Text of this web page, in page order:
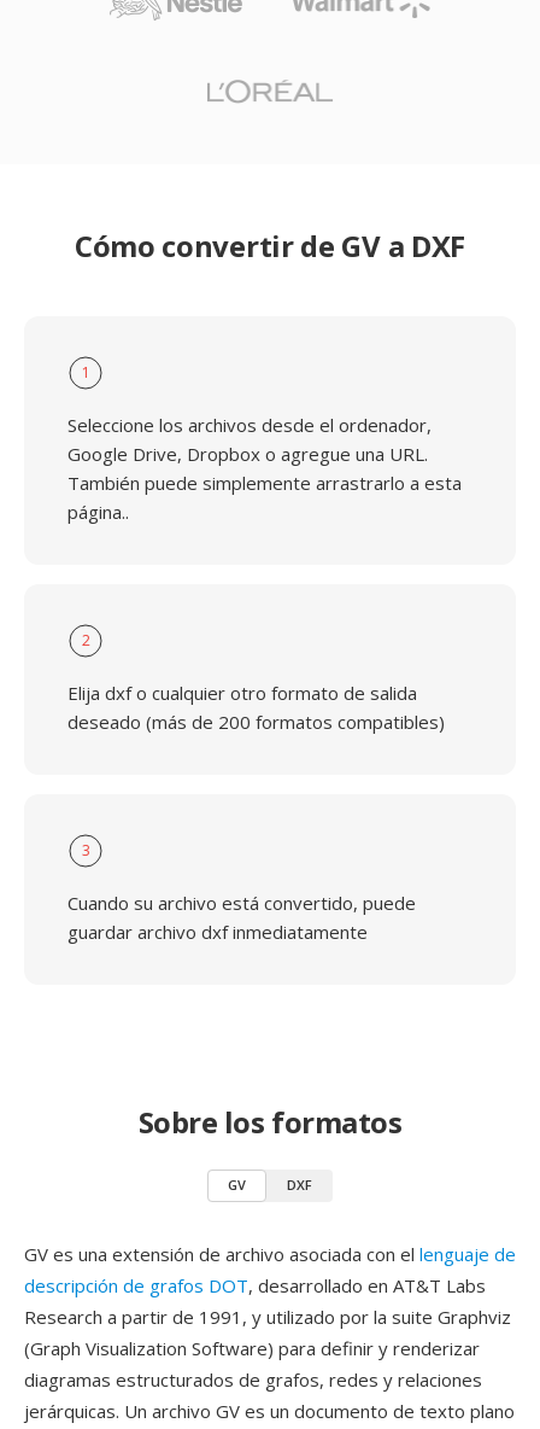
Cómo convertir de GV a DXF
1
Seleccione los archivos desde el ordenador,
Google Drive, Dropbox o agregue una URL.
También puede simplemente arrastrarlo a esta
página..
2
Elija dxf o cualquier otro formato de salida
deseado (más de 200 formatos compatibles)
3
Cuando su archivo está convertido, puede
guardar archivo dxf inmediatamente
Sobre los formatos
GV DXF
GV es una extensión de archivo asociada con el lenguaje de
descripción de grafos DOT, desarrollado en AT&T Labs
Research a partir de 1991, y utilizado por la suite Graphviz
(Graph Visualization Software) para definir y renderizar
diagramas estructurados de grafos, redes y relaciones
jerárquicas. Un archivo GV es un documento de texto plano